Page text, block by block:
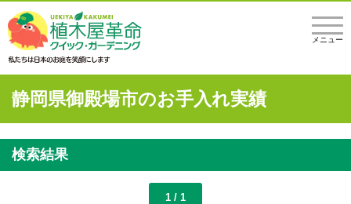
メニュー
静岡県御殿場市のお手入れ実績
検索結果
1 / 1